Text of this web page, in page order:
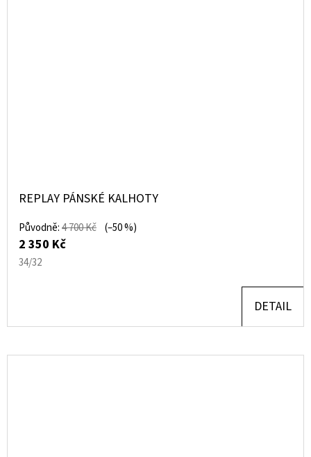
REPLAY PÁNSKÉ KALHOTY
Původně:4 700 Kč (–50 %)
2 350 Kč
34/32
DETAIL